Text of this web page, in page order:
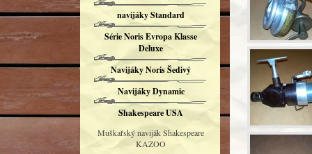
navijáky Standard
Série Noris Evropa Klasse
Deluxe
Navijáky Noris Šedivý
Navijáky Dynamic
Shakespeare USA
Muškařský naviják Shakespeare
KAZOO